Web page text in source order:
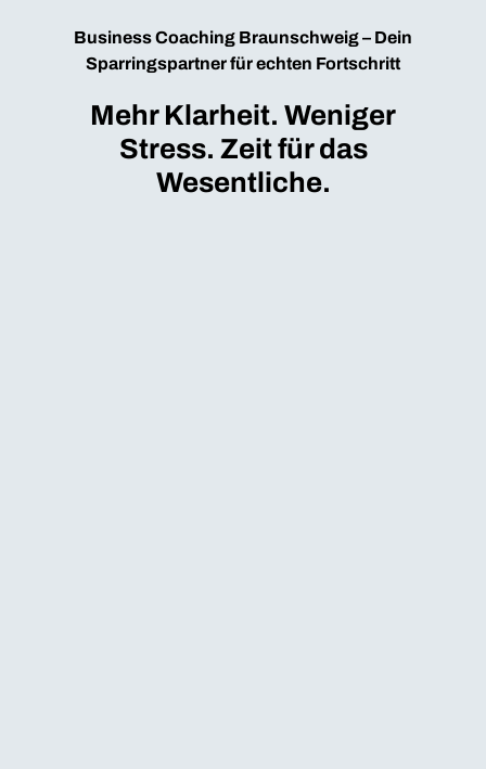
Business Coaching Braunschweig – Dein
Sparringspartner für echten Fortschritt
Mehr Klarheit. Weniger
Stress. Zeit für das
Wesentliche.